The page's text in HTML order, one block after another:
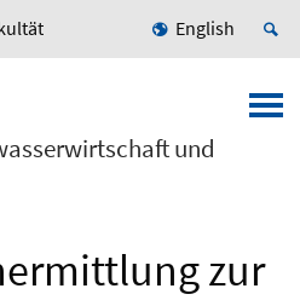
English
und
zur